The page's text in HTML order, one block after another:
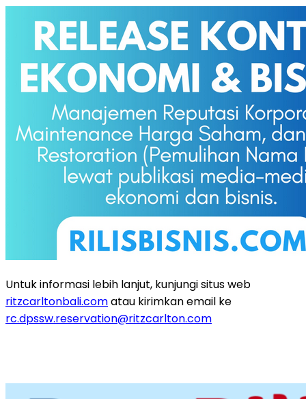
Untuk informasi lebih lanjut, kunjungi situs web
ritzcarltonbali.comatau kirimkanemail ke
rc.dpssw.reservation@ritzcarlton.com